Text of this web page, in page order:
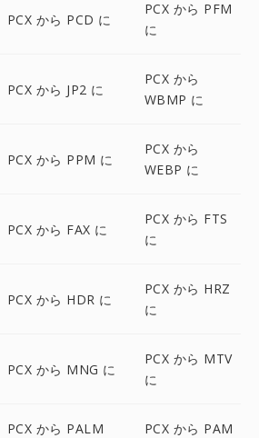
PCX から PCD に
PCX から PFM
に
PCX から JP2 に
PCX から
WBMP に
PCX から PPM に
PCX から
WEBP に
PCX から FAX に
PCX から FTS
に
PCX から HDR に
PCX から HRZ
に
PCX から MNG に
PCX から MTV
に
PCX から PALM
PCX から PAM